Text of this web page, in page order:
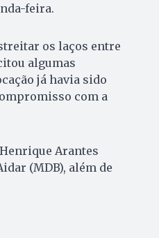
feira.
os laços entre
algumas
já havia sido
com a
Arantes
(MDB), além de